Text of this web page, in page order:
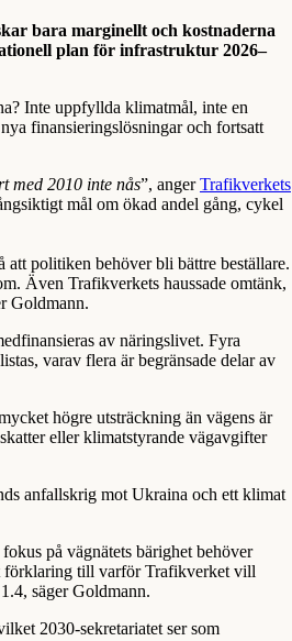
bara marginellt och kostnaderna
plan för infrastruktur 2026–
Inte uppfyllda klimatmål, inte en
finansieringslösningar och fortsatt
med 2010 inte nås”, angerTrafikverkets
mål om ökad andel gång, cykel
politiken behöver bli bättre beställare.
Även Trafikverkets haussade omtänk,
Goldmann.
av näringslivet. Fyra
varav flera är begränsade delar av
högre utsträckning än vägens är
eller klimatstyrande vägavgifter
anfallskrig mot Ukraina och ett klimat
på vägnätets bärighet behöver
förklaring till varför Trafikverket vill
säger Goldmann.
2030-sekretariatet ser som